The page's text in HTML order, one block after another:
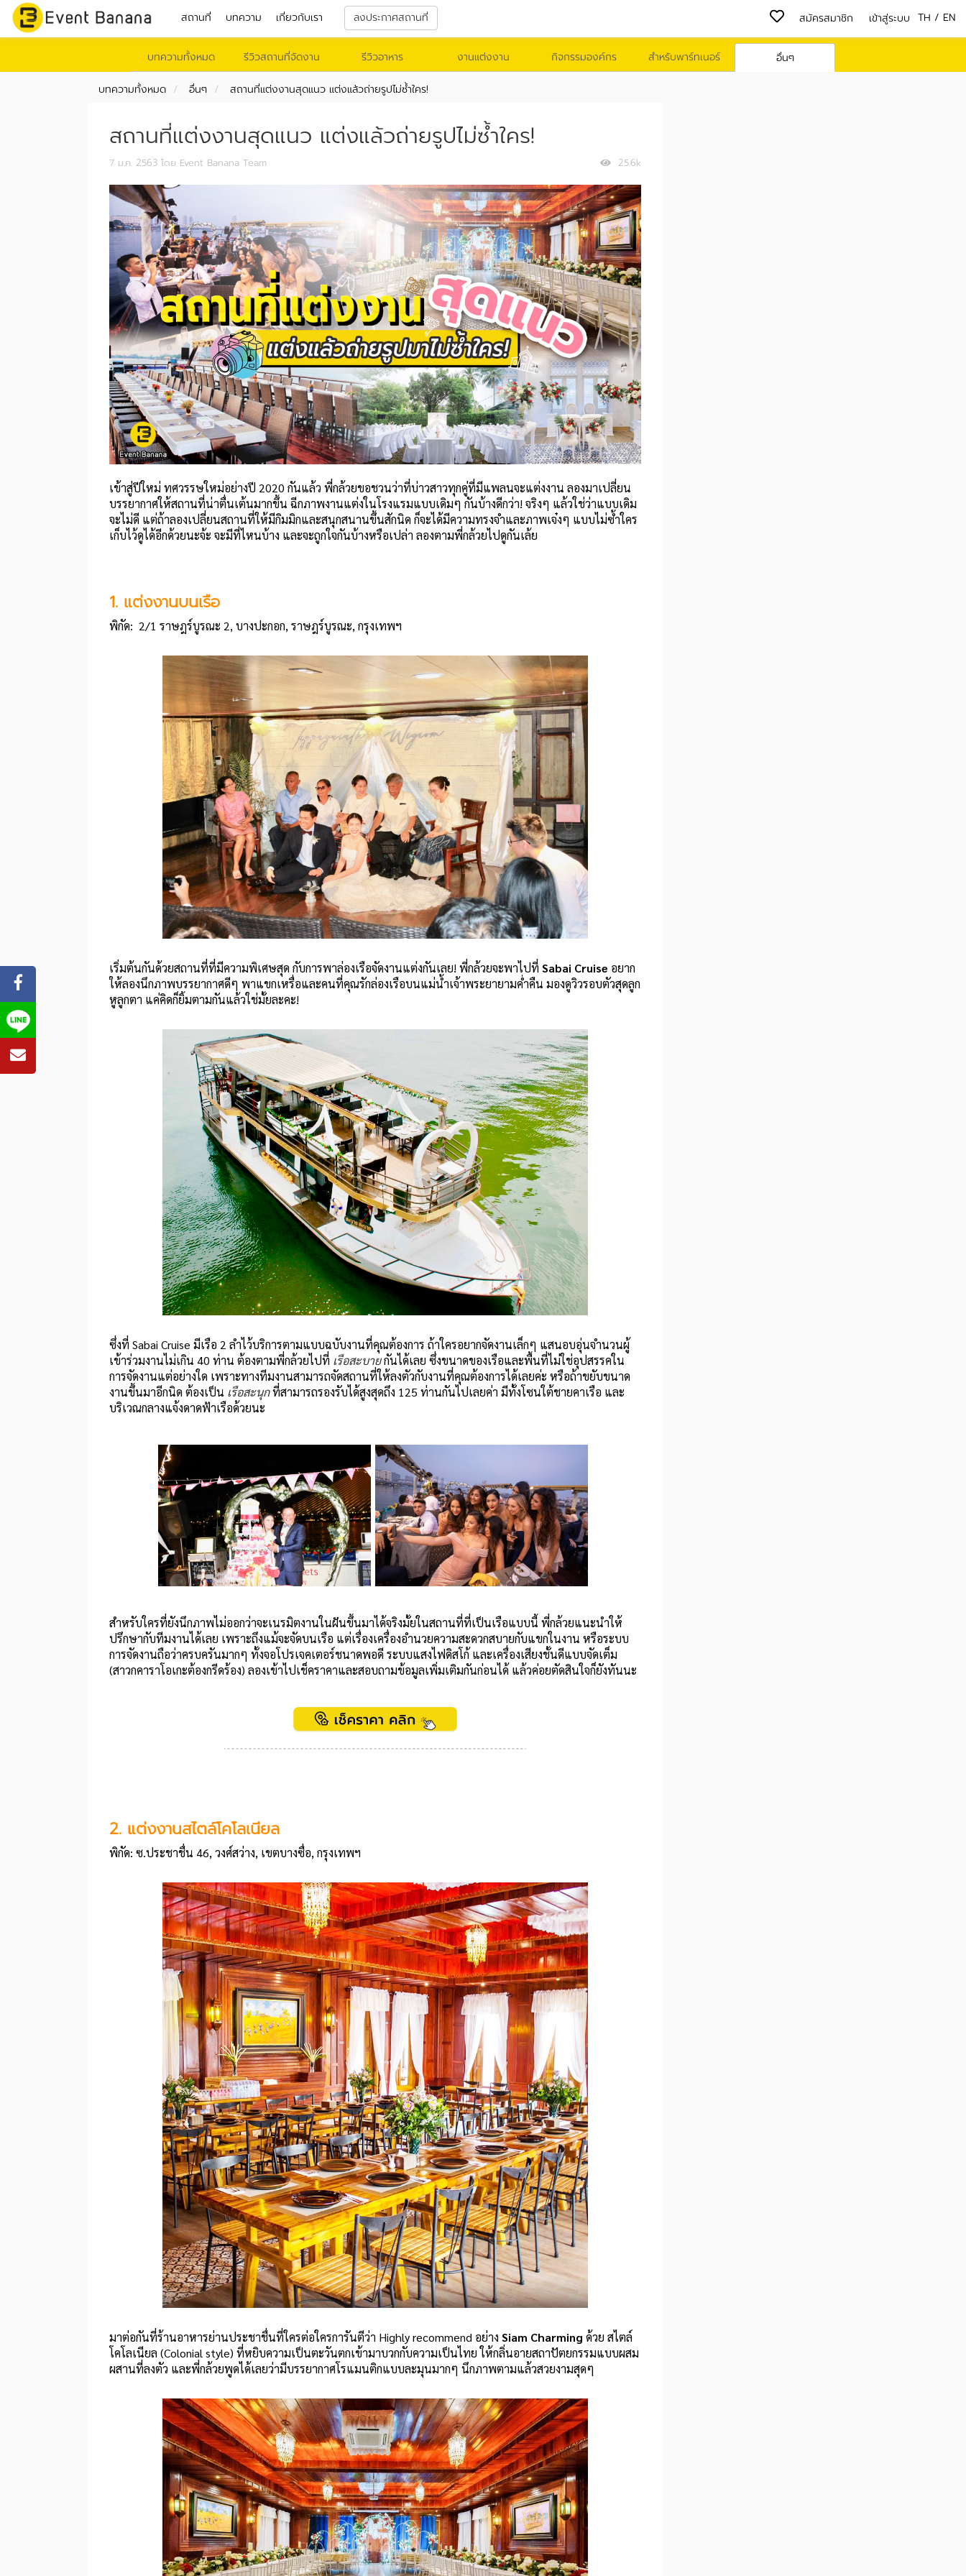
สถานที่ บทความ เกี่ยวกับเรา ลงประกาศสถานที่ TH / EN
สมัครสมาชิก เข้าสู่ระบบ
บทความทั้งหมด รีวิวสถานที่จัดงาน รีวิวอาหาร งานแต่งงาน กิจกรรมองค์กร สำหรับพาร์ทเนอร์ อื่นๆ
บทความทั้งหมด อื่นๆ สถานที่แต่งงานสุดแนว แต่งแล้วถ่ายรูปไม่ซ้ำใคร!
สถานที่แต่งงานสุดแนว แต่งแล้วถ่ายรูปไม่ซ้ำใคร!
25.6k
7 ม.ค. 2563 โดย Event Banana Team
เข้าสู่ปีใหม่ ทศวรรษใหม่อย่างปี 2020 กันแล้ว พี่กล้วยขอชวนว่าที่บ่าวสาวทุกคู่ที่มีแพลนจะแต่งงาน ลองมาเปลี่ยน
บรรยากาศให้สถานที่น่าตื่นเต้นมากขึ้น ฉีกภาพงานแต่งในโรงแรมแบบเดิมๆ กันบ้างดีกว่า! จริงๆ แล้วใช่ว่าแบบเดิม
จะไม่ดี แต่ถ้าลองเปลี่ยนสถานที่ให้มีกิมมิกและสนุกสนานขึ้นสักนิด ก็จะได้มีความทรงจำและภาพเจ๋งๆ แบบไม่ซ้ำใคร
เก็บไว้ดูได้อีกด้วยนะจ้ะ จะมีที่ไหนบ้าง และจะถูกใจกันบ้างหรือเปล่า ลองตามพี่กล้วยไปดูกันเล้ย
1. แต่งงานบนเรือ
พิกัด: 2/1 ราษฎร์บูรณะ 2, บางปะกอก, ราษฎร์บูรณะ, กรุงเทพฯ
เริ่มต้นกันด้วยสถานที่ที่มีความพิเศษสุด กับการพาล่องเรือจัดงานแต่งกันเลย! พี่กล้วยจะพาไปที่ Sabai Cruise อยาก
ให้ลองนึกภาพบรรยากาศดีๆ พาแขกเหรื่อและคนที่คุณรักล่องเรือบนแม่น้ำเจ้าพระยายามค่ำคืน มองดูวิวรอบตัวสุดลูก
หูลูกตา แค่คิดก็ยิ้มตามกันแล้วใช่มั้ยละคะ!
ซึ่งที่ Sabai Cruise มีเรือ 2 ลำไว้บริการตามแบบฉบับงานที่คุณต้องการ ถ้าใครอยากจัดงานเล็กๆ แสนอบอุ่นจำนวนผู้
เข้าร่วมงานไม่เกิน 40 ท่าน ต้องตามพี่กล้วยไปที่ เรือสะบายกันได้เลย ซึ่งขนาดของเรือและพื้นที่ไม่ใช่อุปสรรคใน
การจัดงานแต่อย่างใด เพราะทางทีมงานสามารถจัดสถานที่ให้ลงตัวกับงานที่คุณต้องการได้เลยค่ะ หรือถ้าขยับขนาด
งานขึ้นมาอีกนิด ต้องเป็น เรือสะนุกที่สามารถรองรับได้สูงสุดถึง 125 ท่านกันไปเลยค่า มีทั้งโซนใต้ชายคาเรือ และ
บริเวณกลางแจ้งดาดฟ้าเรือด้วยนะ
สำหรับใครที่ยังนึกภาพไม่ออกว่าจะเนรมิตงานในฝันขึ้นมาได้จริงมั้ยในสถานที่ที่เป็นเรือแบบนี้ พี่กล้วยแนะนำให้
ปรึกษากับทีมงานได้เลย เพราะถึงแม้จะจัดบนเรือ แต่เรื่องเครื่องอำนวยความสะดวกสบายกับแขกในงาน หรือระบบ
การจัดงานถือว่าครบครันมากๆ ทั้งจอโปรเจคเตอร์ชนาดพอดี ระบบแสงไฟดิสโก้ และเครื่องเสียงชั้นดีแบบจัดเต็ม
(สาวกคาราโอเกะต้องกรีดร้อง) ลองเข้าไปเช็คราคาและสอบถามข้อมูลเพิ่มเติมกันก่อนได้ แล้วค่อยตัดสินใจก็ยังทันนะ
2. แต่งงานสไตล์โคโลเนียล
พิกัด: ซ.ประชาชื่น 46, วงศ์สว่าง, เขตบางซื่อ, กรุงเทพฯ
มาต่อกันที่ร้านอาหารย่านประชาชื่นที่ใครต่อใครการันตีว่า Highly recommend อย่าง Siam Charming ด้วย สไตล์
โคโลเนียล (Colonial style) ที่หยิบความเป็นตะวันตกเข้ามาบวกกับความเป็นไทย ให้กลิ่นอายสถาปัตยกรรมแบบผสม
ผสานที่ลงตัว และพี่กล้วยพูดได้เลยว่ามีบรรยากาศโรแมนติกแบบละมุนมากๆ นึกภาพตามแล้วสวยงามสุดๆ